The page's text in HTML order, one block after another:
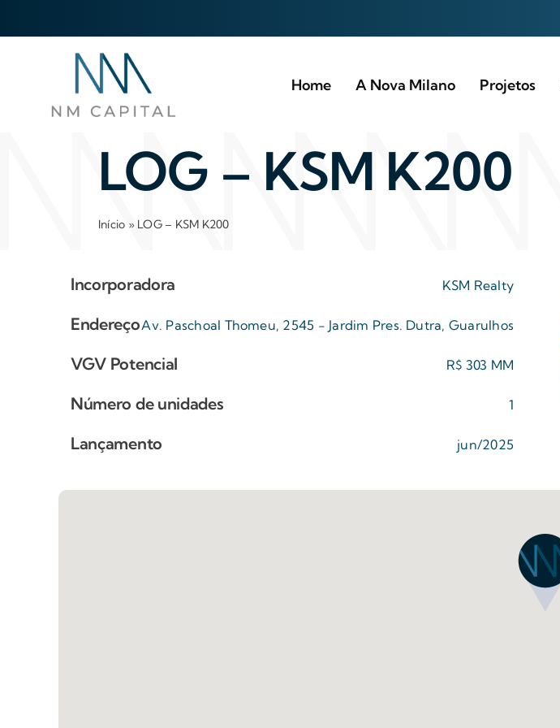
Home A Nova Milano Projetos
LOG – KSM K200
Início » LOG – KSM K200
Incorporadora KSM Realty
EndereçoAv. Paschoal Thomeu, 2545 - Jardim Pres. Dutra, Guarulhos
VGV Potencial R$ 303 MM
Número de unidades 1
Lançamento jun/2025